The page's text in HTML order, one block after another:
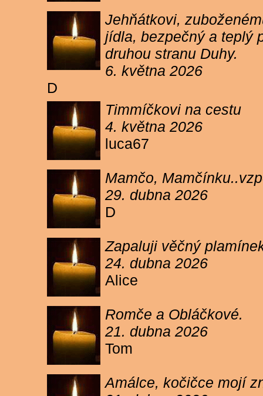
Jehňátkovi,
jídla, bezpečný a teplý
druhou stranu Duhy.
6. května 2026
D
Timmíčkovi na cestu
4. května 2026
luca67
Mamčo,
29. dubna 2026
D
Zapaluji věčný
24. dubna 2026
Alice
Romče a Obláčkové.
21. dubna 2026
Tom
Amálce, kočičce mojí